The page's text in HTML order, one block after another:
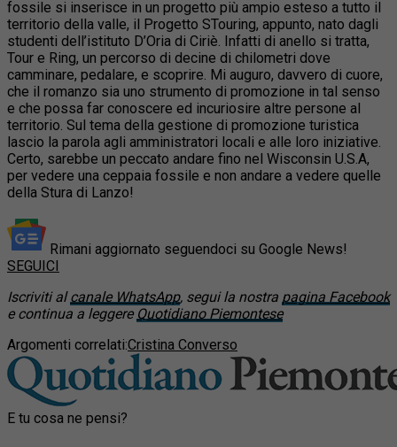
fossile si inserisce in un progetto più ampio esteso a tutto il
territorio della valle, il Progetto STouring, appunto, nato dagli
studenti dell’istituto D’Oria di Ciriè. Infatti di anello si tratta,
Tour e Ring, un percorso di decine di chilometri dove
camminare, pedalare, e scoprire. Mi auguro, davvero di cuore,
che il romanzo sia uno strumento di promozione in tal senso
e che possa far conoscere ed incuriosire altre persone al
territorio. Sul tema della gestione di promozione turistica
lascio la parola agli amministratori locali e alle loro iniziative.
Certo, sarebbe un peccato andare fino nel Wisconsin U.S.A,
per vedere una ceppaia fossile e non andare a vedere quelle
della Stura di Lanzo!
Rimani aggiornato seguendoci su Google News!
SEGUICI
Iscriviti alcanale WhatsApp, segui la nostra pagina Facebook
e continua a leggere Quotidiano Piemontese
Argomenti correlati:Cristina Converso
E tu cosa ne pensi?